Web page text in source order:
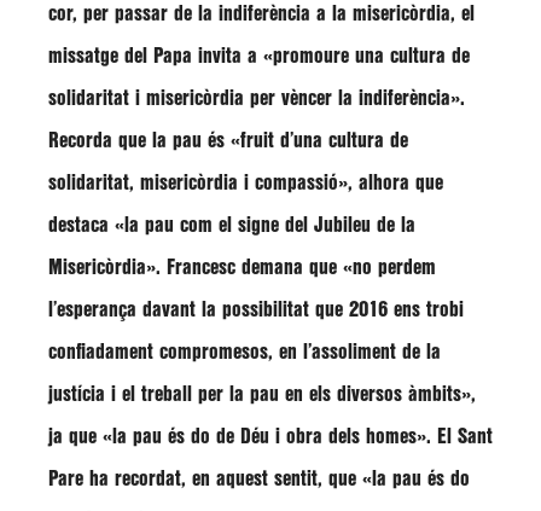
cor, per passar de la indiferència a la misericòrdia, el
missatge del Papa invita a «promoure una cultura de
solidaritat i misericòrdia per vèncer la indiferència».
Recorda que la pau és «fruit d’una cultura de
solidaritat, misericòrdia i compassió», alhora que
destaca «la pau com el signe del Jubileu de la
Misericòrdia». Francesc demana que «no perdem
l’esperança davant la possibilitat que 2016 ens trobi
confiadament compromesos, en l’assoliment de la
justícia i el treball per la pau en els diversos àmbits»,
ja que «la pau és do de Déu i obra dels homes». El Sant
Pare ha recordat, en aquest sentit, que «la pau és do